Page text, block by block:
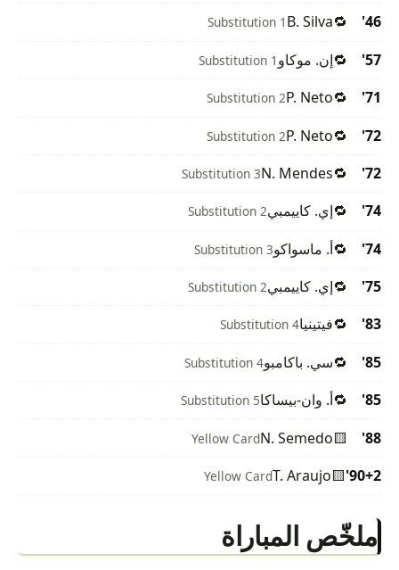
46'
🔁
B. Silva
Substitution 1
57'
🔁إن. موكاو Substitution 1
71'
🔁
P. Neto
Substitution 2
72'
🔁
P. Neto
Substitution 2
72'
🔁
N. Mendes
Substitution 3
74'
🔁إي. كاييمبيSubstitution 2
74'
🔁أ. ماسواكوSubstitution 3
75'
🔁إي. كاييمبيSubstitution 2
83'
🔁فيتينياSubstitution 4
85'
🔁سي. باكامبوSubstitution 4
85'
🔁أ. وان-بيساكاSubstitution 5
88'
🟨
N. Semedo
Yellow Card
90+2'
🟨
T. Araujo
Yellow Card
ملخّص المباراة